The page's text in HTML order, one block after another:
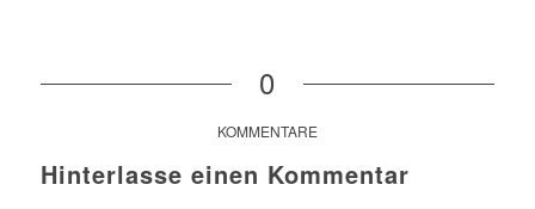
0
KOMMENTARE
Hinterlasse einen Kommentar